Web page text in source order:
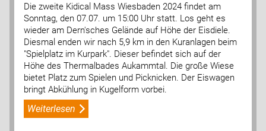
Die zweite Kidical Mass Wiesbaden 2024 findet am
Sonntag, den 07.07. um 15:00 Uhr statt. Los geht es
wieder am Dern'sches Gelände auf Höhe der Eisdiele.
Diesmal enden wir nach 5,9 km in den Kuranlagen beim
"Spielplatz im Kurpark". Dieser befindet sich auf der
Höhe des Thermalbades Aukammtal. Die große Wiese
bietet Platz zum Spielen und Picknicken. Der Eiswagen
bringt Abkühlung in Kugelform vorbei.
Weiterlesen